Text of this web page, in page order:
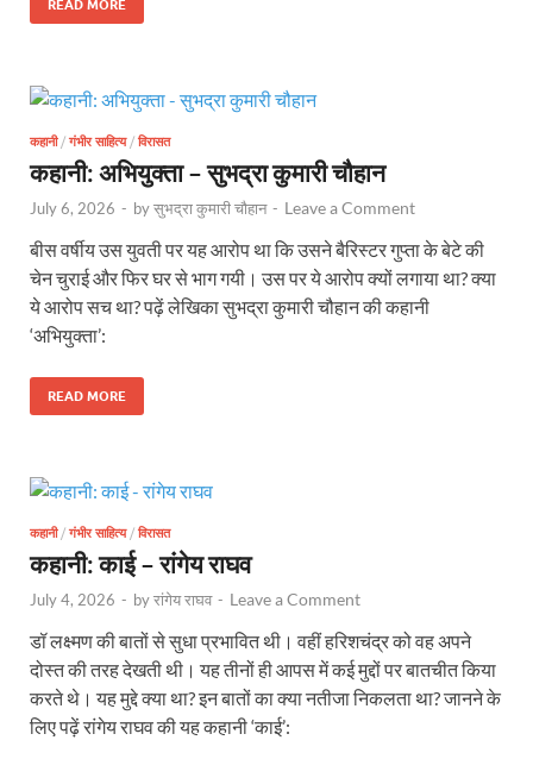
READ MORE
कहानी/ गंभीर साहित्य/ विरासत
कहानी: अभियुक्ता – सुभद्रा कुमारी चौहान
July 6, 2026 - byसुभद्रा कुमारी चौहान - Leave a Comment
बीस वर्षीय उस युवती पर यह आरोप था कि उसने बैरिस्टर गुप्ता के बेटे की
चेन चुराई और फिर घर से भाग गयी। उस पर ये आरोप क्यों लगाया था? क्या
ये आरोप सच था? पढ़ें लेखिका सुभद्रा कुमारी चौहान की कहानी
‘अभियुक्ता’:
READ MORE
कहानी/ गंभीर साहित्य/ विरासत
कहानी: काई – रांगेय राघव
July 4, 2026 - byरांगेय राघव - Leave a Comment
डॉ लक्ष्मण की बातों से सुधा प्रभावित थी। वहीं हरिशचंद्र को वह अपने
दोस्त की तरह देखती थी। यह तीनों ही आपस में कई मुद्दों पर बातचीत किया
करते थे। यह मुद्दे क्या था? इन बातों का क्या नतीजा निकलता था? जानने के
लिए पढ़ें रांगेय राघव की यह कहानी ‘काई’: